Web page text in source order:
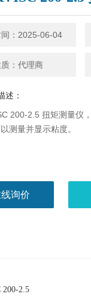
：2025-06-04
：代理商
述：
200-2.5 扭矩测量仪
测量并显示粘度。
询价
200-2.5